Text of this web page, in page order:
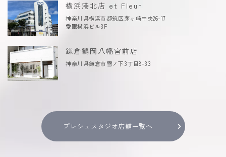
横浜港北店 et Fleur
神奈川県横浜市都筑区茅ヶ崎中央26-17
愛眼横浜ビル3F
鎌倉鶴岡八幡宮前店
神奈川県鎌倉市雪ノ下3丁目8-33
プレシュスタジオ店舗一覧へ